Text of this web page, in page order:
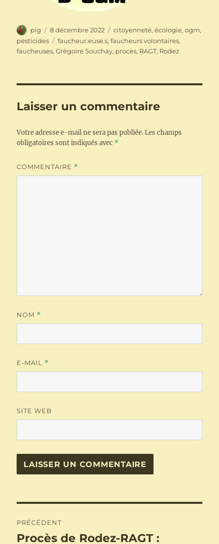
Auteur
pig
Publié
le
8 décembre 2022 Catégories
citoyenneté,écologie,ogm,
pesticides
Étiquettes
faucheur.euse.s,faucheurs volontaires,
faucheuses,Grégoire Souchay, procès, RAGT, Rodez
Laisser un commentaire
Votre adresse e-mail ne sera pas publiée. Les champs
obligatoires sont indiqués avec *
COMMENTAIRE *
NOM *
E-MAIL *
SITE WEB
de
PRÉCÉDENT
Publication
Procès de Rodez-RAGT :